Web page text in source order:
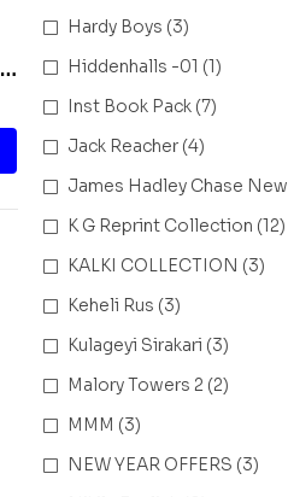
Hardy Boys (3)
Hiddenhalls -01 (1)
Inst Book Pack (7)
Jack Reacher (4)
James Hadley Chase New
K G Reprint Collection (12)
KALKI COLLECTION (3)
Keheli Rus (3)
Kulageyi Sirakari (3)
Malory Towers 2 (2)
MMM (3)
NEW YEAR OFFERS (3)